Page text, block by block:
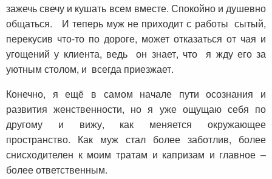
зажечь свечу и кушать всем вместе. Спокойно и душевно
общаться. И теперь муж не приходит с работы сытый,
перекусив что-то по дороге, может отказаться от чая и
угощений у клиента, ведь он знает, что я жду его за
уютным столом, и всегда приезжает.
Конечно, я ещё в самом начале пути осознания и
развития женственности, но я уже ощущаю себя по
другому и вижу, как меняется окружающее
пространство. Как муж стал более заботлив, более
снисходителен к моим тратам и капризам и главное –
более ответственным.